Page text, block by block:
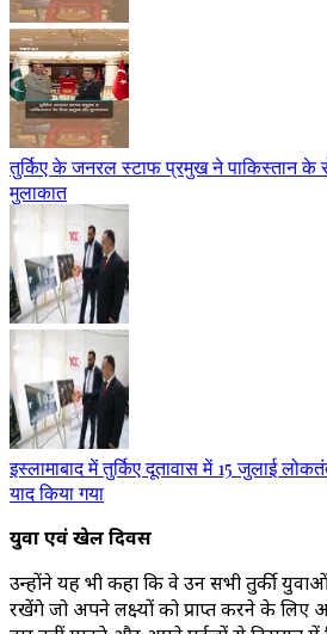
तुर्किए के जनरल स्टाफ प्रमुख ने पाकिस्तान के
मुलाकात
इस्लामाबाद में तुर्किए दूतावास में 15 जुलाई
याद किया गया
युवा एवं खेल दिवस
उन्होंने यह भी कहा कि वे उन सभी तुर्की
रखेंगे जो अपने लक्ष्यों को प्राप्त करने के